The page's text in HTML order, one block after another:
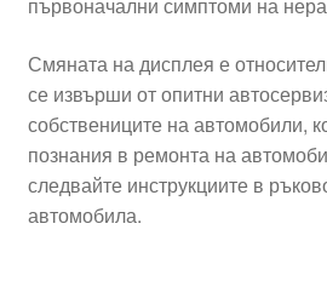
първоначални симптоми на
Смяната на дисплея е
се извърши от опитни
собствениците на автомобили,
познания в ремонта на
следвайте инструкциите в
автомобила.